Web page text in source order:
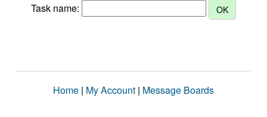
Task name:
Home | My Account | Message Boards